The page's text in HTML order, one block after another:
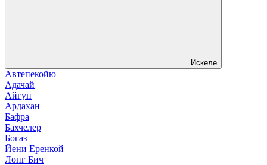
Искеле
Автепекойю
Адачай
Айгун
Ардахан
Бафра
Бахчелер
Богаз
Йени Еренкой
Лонг Бич